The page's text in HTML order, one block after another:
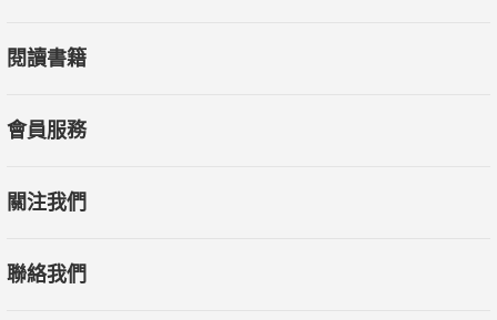
閱讀書籍
會員服務
關注我們
聯絡我們